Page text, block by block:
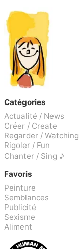
Catégories
Actualité / News
Créer / Create
Regarder / Watching
Rigoler / Fun
Chanter / Sing ♪
Favoris
Peinture
Semblances
Publicité
Sexisme
Aliment